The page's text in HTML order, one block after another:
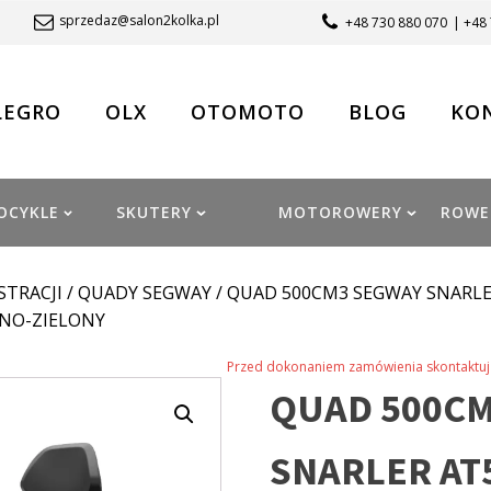
sprzedaz@salon2kolka.pl +48 730 880 070 | +48
OLX OTOMOTO BLOG
SKUTERY MOTOROWERY
/QUADY SEGWAY/ QUAD 500CM3 SEGWAY
ZIELONY
Przed dokonaniem zamówienia
QUAD
SNARLER